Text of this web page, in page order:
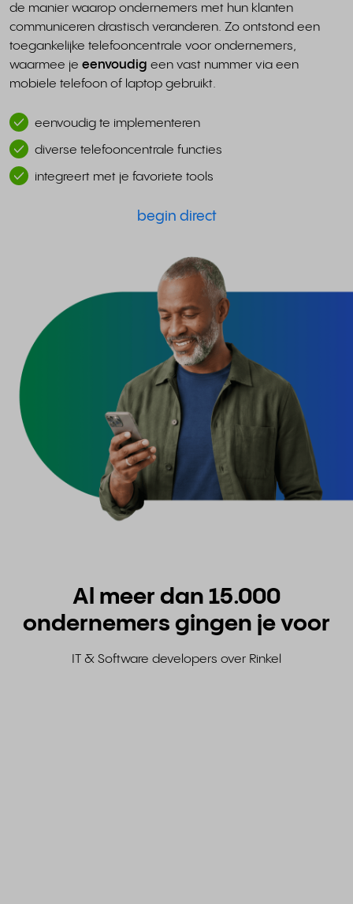
de manier waarop ondernemers met hun klanten
communiceren drastisch veranderen. Zo ontstond een
toegankelijke telefooncentrale voor ondernemers,
waarmee je eenvoudig een vast nummer via een
mobiele telefoon of laptop gebruikt.
eenvoudig te implementeren
diverse telefooncentrale functies
integreert met je favoriete tools
begin direct
Al meer dan 15.000
ondernemers gingen je voor
IT & Software developers over Rinkel